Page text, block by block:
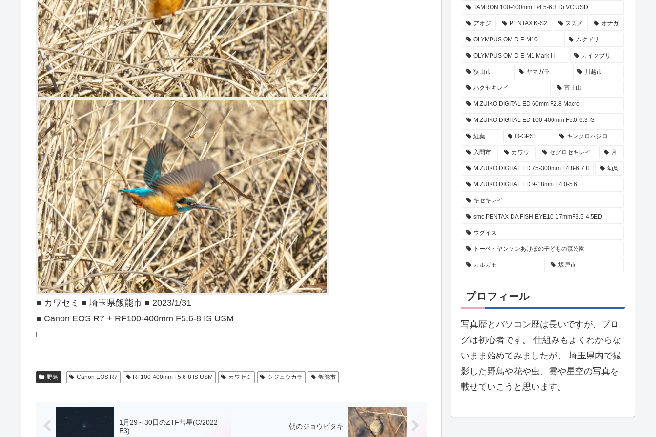
■ カワセミ ■ 埼玉県飯能市 ■ 2023/1/31
■ Canon EOS R7 + RF100-400mm F5.6-8 IS USM
□
野鳥 Canon EOS R7 RF100-400mm F5.6-8 IS USM カワセミ シジュウカラ 飯能市
1月29～30日のZTF彗星(C/2022
E3)
朝のジョウビタキ
TAMRON 100-400mm F/4.5-6.3 Di VC USD
アオジ PENTAX K-S2 スズメ オナガ
OLYMPUS OM-D E-M10 ムクドリ
OLYMPUS OM-D E-M1 Mark III カイツブリ
狭山市 ヤマガラ 川越市
ハクセキレイ 富士山
M.ZUIKO DIGITAL ED 60mm F2.8 Macro
M.ZUIKO DIGITAL ED 100-400mm F5.0-6.3 IS
紅葉 O-GPS1 キンクロハジロ
入間市 カワウ セグロセキレイ 月
M.ZUIKO DIGITAL ED 75-300mm F4.8-6.7 II 幼鳥
M.ZUIKO DIGITAL ED 9-18mm F4.0-5.6
キセキレイ
smc PENTAX-DA FISH-EYE10-17mmF3.5-4.5ED
ウグイス
トーベ・ヤンソンあけぼの子どもの森公園
カルガモ 坂戸市
プロフィール
写真歴とパソコン歴は長いですが、ブロ
グは初心者です。 仕組みもよくわからな
いまま始めてみましたが、 埼玉県内で撮
影した野鳥や花や虫、雲や星空の写真を
載せていこうと思います。